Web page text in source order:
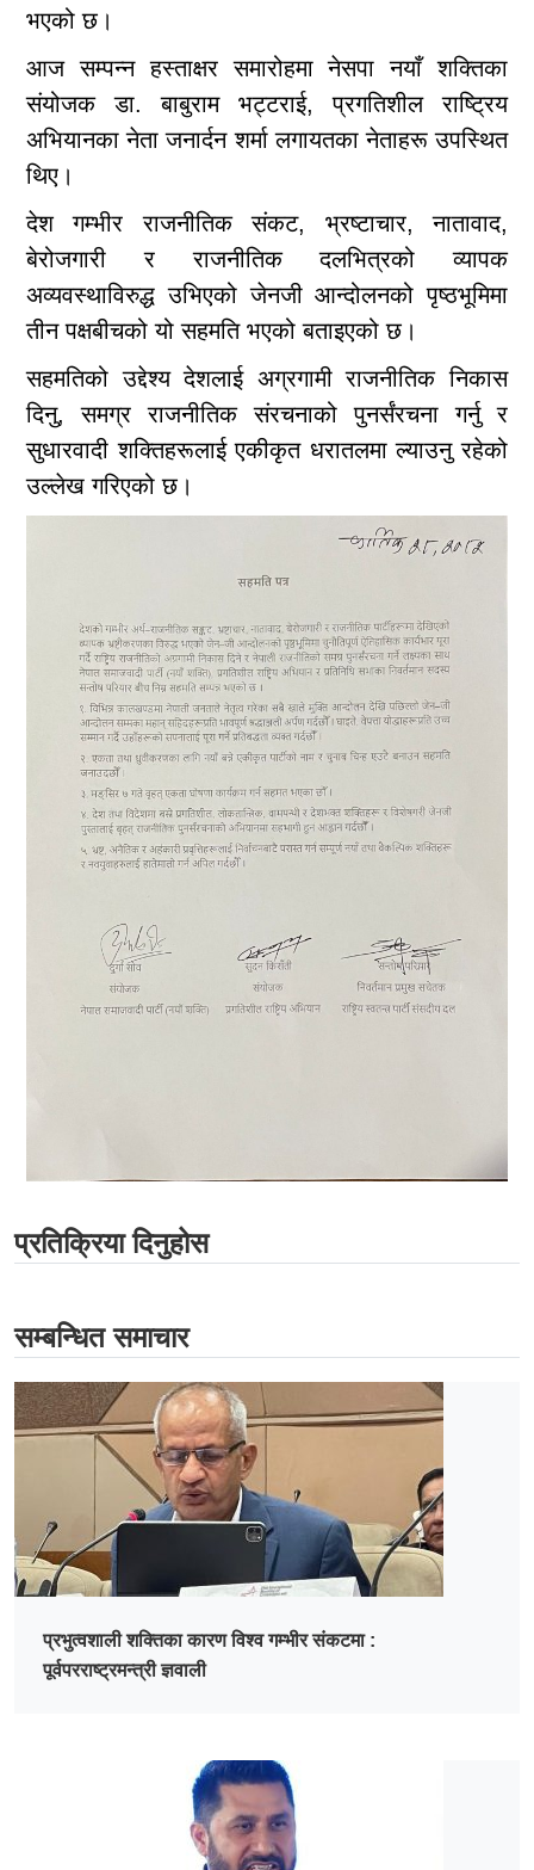
भएको छ।
आज सम्पन्न हस्ताक्षर समारोहमा नेसपा नयाँ शक्तिका
संयोजक डा. बाबुराम भट्टराई, प्रगतिशील राष्ट्रिय
अभियानका नेता जनार्दन शर्मा लगायतका नेताहरू उपस्थित
थिए।
देश गम्भीर राजनीतिक संकट, भ्रष्टाचार, नातावाद,
बेरोजगारी र राजनीतिक दलभित्रको व्यापक
अव्यवस्थाविरुद्ध उभिएको जेनजी आन्दोलनको पृष्ठभूमिमा
तीन पक्षबीचको यो सहमति भएको बताइएको छ।
सहमतिको उद्देश्य देशलाई अग्रगामी राजनीतिक निकास
दिनु, समग्र राजनीतिक संरचनाको पुनर्संरचना गर्नु र
सुधारवादी शक्तिहरूलाई एकीकृत धरातलमा ल्याउनु रहेको
उल्लेख गरिएको छ।
प्रतिक्रिया दिनुहोस
सम्बन्धित समाचार
प्रभुत्वशाली शक्तिका कारण विश्व गम्भीर संकटमा :
पूर्वपरराष्ट्रमन्त्री ज्ञवाली